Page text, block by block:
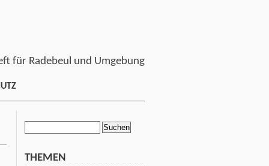
für Radebeul und Umgebung
THEMEN